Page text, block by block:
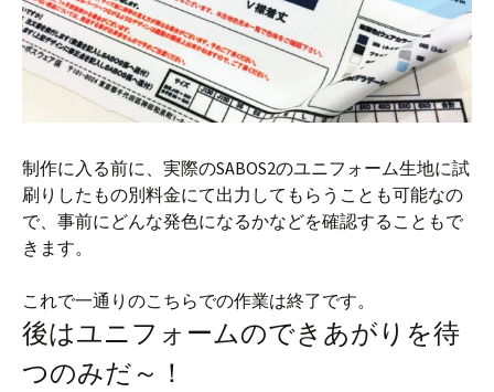
制作に入る前に、実際のSABOS2のユニフォーム生地に試
刷りしたもの別料金にて出力してもらうことも可能なの
で、事前にどんな発色になるかなどを確認することもで
きます。
これで一通りのこちらでの作業は終了です。
後はユニフォームのできあがりを待
つのみだ～！